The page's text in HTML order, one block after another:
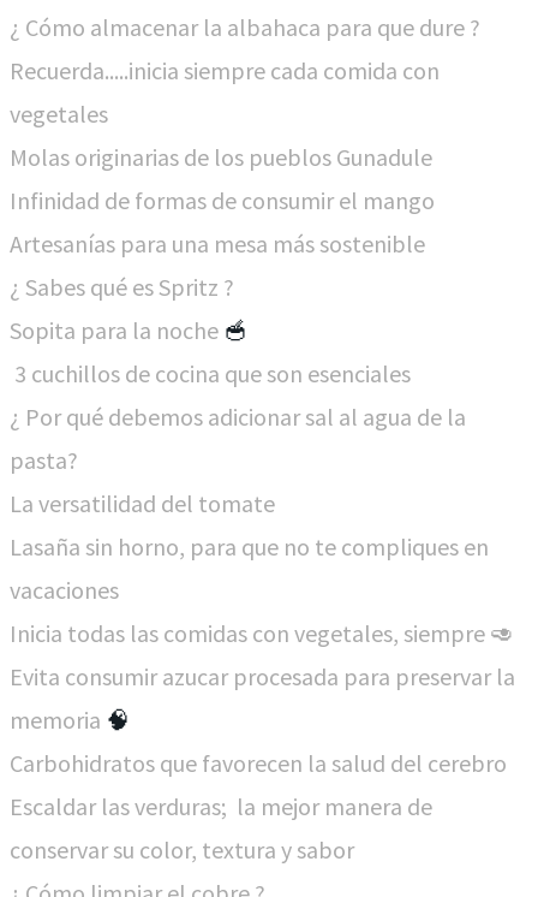
¿ Cómo almacenar la albahaca para que dure ?
Recuerda.....inicia siempre cada comida con
vegetales
Molas originarias de los pueblos Gunadule
Infinidad de formas de consumir el mango
Artesanías para una mesa más sostenible
¿ Sabes qué es Spritz ?
Sopita para la noche 🥣
3 cuchillos de cocina que son esenciales
¿ Por qué debemos adicionar sal al agua de la
pasta?
La versatilidad del tomate
Lasaña sin horno, para que no te compliques en
vacaciones
Inicia todas las comidas con vegetales, siempre 🥑
Evita consumir azucar procesada para preservar la
memoria 🧠
Carbohidratos que favorecen la salud del cerebro
Escaldar las verduras; la mejor manera de
conservar su color, textura y sabor